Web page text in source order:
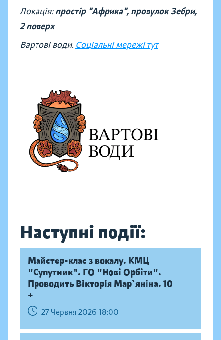
Локація:простір "Африка", провулок Зебри,
2 поверх
Вартові води. Соціальні мережі тут
Наступні події:
Майстер-клас з вокалу. КМЦ
"Супутник". ГО "Нові Орбіти".
Проводить Вікторія Мар`яніна. 10
+
27 Червня 2026 18:00